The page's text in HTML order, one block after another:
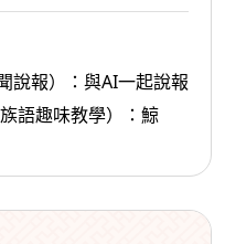
說報）：與AI一起說報